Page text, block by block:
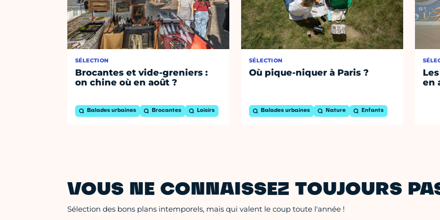
SÉLECTION
Brocantes et vide-greniers :
on chine où en août ?
Balades urbaines Brocantes Loisirs
SÉLECTION
Où pique-niquer à Paris ?
Balades urbaines Nature Enfants
en
VOUS NE CONNAISSEZ TOUJOURS
Sélection des bons plans intemporels, mais qui valent le coup toute l'année !